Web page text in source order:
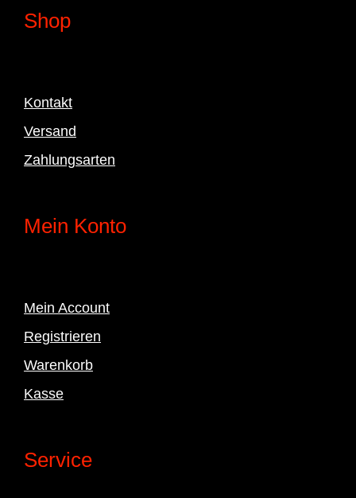
Shop
Kontakt
Versand
Zahlungsarten
Mein Konto
Mein Account
Registrieren
Warenkorb
Kasse
Service